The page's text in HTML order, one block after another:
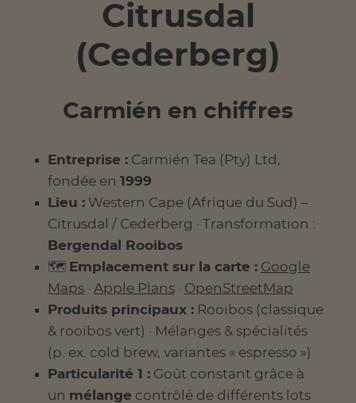
Citrusdal
(Cederberg)
Carmién en chiffres
Entreprise : Carmién Tea (Pty) Ltd,
fondée en 1999
Lieu : Western Cape (Afrique du Sud) –
Citrusdal / Cederberg · Transformation :
Bergendal Rooibos
🗺️ Emplacement sur la carte : Google
Maps · Apple Plans · OpenStreetMap
Produits principaux : Rooibos (classique
& rooibos vert) · Mélanges & spécialités
(p. ex. cold brew, variantes « espresso »)
Particularité 1 : Goût constant grâce à
un mélange contrôlé de différents lots